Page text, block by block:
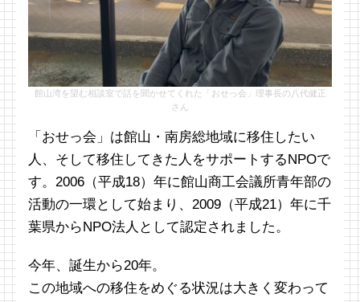
館山湾を望む相談室で話を聞かせてくれた「おせっ会」理事長の八代健正
さん
「おせっ会」は館山・南房総地域に移住したい
人、そして移住してきた人をサポートするNPOで
す。2006（平成18）年に館山商工会議所青年部の
活動の一環として始まり、2009（平成21）年に千
葉県からNPO法人として認定されました。
今年、誕生から20年。
この地域への移住をめぐる状況は大きく変わって